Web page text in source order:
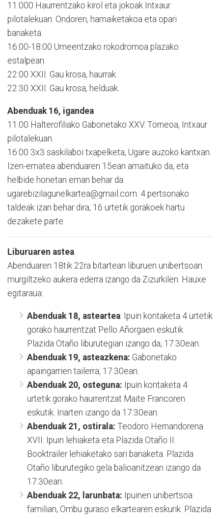
11:000 Haurrentzako kirol eta jokoak Intxaur
pilotalekuan. Ondoren, hamaiketakoa eta opari
banaketa.
16:00-18:00 Umeentzako rokodromoa plazako
estalpean.
22:00 XXII. Gau krosa, haurrak.
22:30 XXII. Gau krosa, helduak.
Abenduak 16, igandea
11:00 Halterofiliako Gabonetako XXV. Torneoa, Intxaur
pilotalekuan.
16:00 3x3 saskilaboi txapelketa, Ugare auzoko kantxan.
Izen-ematea abenduaren 15ean amaituko da, eta
helbide honetan eman behar da:
ugarebizilagunelkartea@gmail.com. 4 pertsonako
taldeak izan behar dira, 16 urtetik gorakoek hartu
dezakete parte.
Liburuaren astea
Abenduaren 18tik 22ra bitartean liburuen unibertsoan
murgiltzeko aukera ederra izango da Zizurkilen. Hauxe
egitaraua:
Abenduak 18, asteartea: Ipuin kontaketa 4 urtetik
gorako haurrentzat Pello Añorgaen eskutik.
Plazida Otaño liburutegian izango da, 17:30ean.
Abenduak 19, asteazkena: Gabonetako
apaingarrien tailerra, 17:30ean.
Abenduak 20, osteguna: Ipuin kontaketa 4
urtetik gorako haurrentzat Maite Francoren
eskutik. Iriarten izango da 17:30ean.
Abenduak 21, ostirala: Teodoro Hernandorena
XVII. Ipuin lehiaketa eta Plazida Otaño II.
Booktrailer lehiaketako sari banaketa. Plazida
Otaño liburutegiko gela balioanitzean izango da
17:30ean.
Abenduak 22, larunbata: Ipuinen unibertsoa
familian, Ombu guraso elkartearen eskurik. Plazida